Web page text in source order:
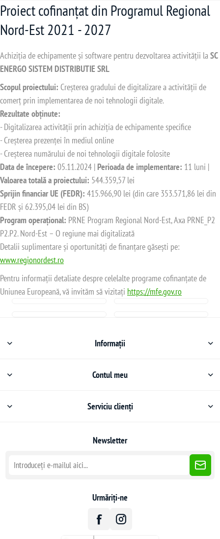
Proiect cofinanțat din Programul Regional
Nord-Est 2021 - 2027
Achiziția de echipamente și software pentru dezvoltarea activității laSC
ENERGO SISTEM DISTRIBUTIE SRL
Scopul proiectului: Creșterea gradului de digitalizare a activității de
comerț prin implementarea de noi tehnologii digitale.
Rezultate obținute:
- Digitalizarea activității prin achiziția de echipamente specifice
- Creșterea prezenței în mediul online
- Creșterea numărului de noi tehnologii digitale folosite
Data de începere: 05.11.2024 | Perioada de implementare: 11 luni |
Valoarea totală a proiectului: 544.359,57 lei
Sprijin financiar UE (FEDR): 415.966,90 lei (din care 353.571,86 lei din
FEDR și 62.395,04 lei din BS)
Program operațional: PRNE Program Regional Nord-Est, Axa PRNE_P2
P2.P2. Nord-Est – O regiune mai digitalizată
Detalii suplimentare și oportunități de finanțare găsești pe:
www.regionordest.ro
Pentru informații detaliate despre celelalte programe cofinanțate de
Uniunea Europeană, vă invităm să vizitați https://mfe.gov.ro
Informații
Contul meu
Serviciu clienți
Newsletter
Urmăriți-ne